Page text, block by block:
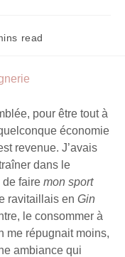
read
pour être tout à
économie
revenue. J’avais
dans le
de faire mon sport
ravitaillais en Gin
le consommer à
me répugnait moins,
ambiance qui